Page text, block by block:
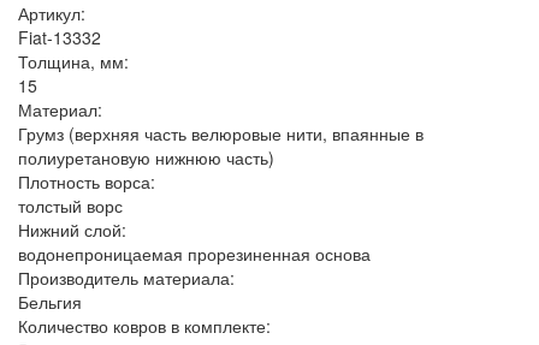
Артикул:
Fiat-13332
Толщина, мм:
15
Материал:
Грумз (верхняя часть велюровые нити, впаянные в
полиуретановую нижнюю часть)
Плотность ворса:
толстый ворс
Нижний слой:
водонепроницаемая прорезиненная основа
Производитель материала:
Бельгия
Количество ковров в комплекте: